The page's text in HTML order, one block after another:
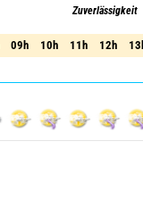
Zuverlässigkeit
75%
09h 10h 11h 12h
09h 10h 11h 12h